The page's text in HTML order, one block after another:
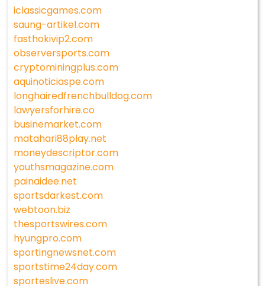
iclassicgames.com
saung-artikel.com
fasthokivip2.com
observersports.com
cryptominingplus.com
aquinoticiaspe.com
longhairedfrenchbulldog.com
lawyersforhire.co
businemarket.com
matahari88play.net
moneydescriptor.com
youthsmagazine.com
painaidee.net
sportsdarkest.com
webtoon.biz
thesportswires.com
hyungpro.com
sportingnewsnet.com
sportstime24day.com
sporteslive.com